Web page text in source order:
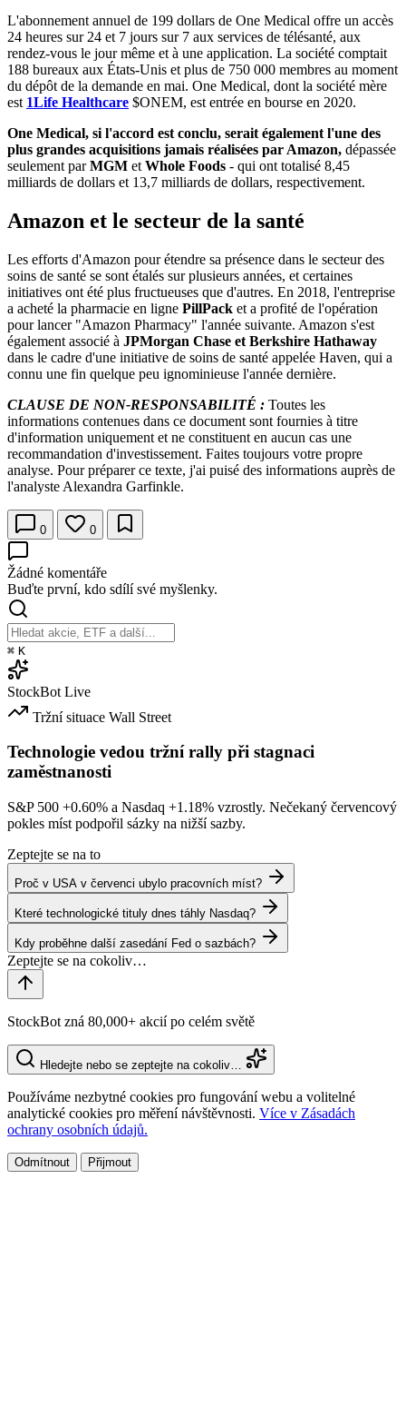
L'abonnement annuel de 199 dollars de One Medical offre un accès
24 heures sur 24 et 7 jours sur 7 aux services de télésanté, aux
rendez-vous le jour même et à une application. La société comptait
188 bureaux aux États-Unis et plus de 750 000 membres au moment
du dépôt de la demande en mai. One Medical, dont la société mère
est 1Life Healthcare $ONEM, est entrée en bourse en 2020.
One Medical, si l'accord est conclu, serait également l'une des
plus grandes acquisitions jamais réalisées par Amazon, dépassée
seulement parMGM et Whole Foods - qui ont totalisé 8,45
milliards de dollars et 13,7 milliards de dollars, respectivement.
Amazon et le secteur de la santé
Les efforts d'Amazon pour étendre sa présence dans le secteur des
soins de santé se sont étalés sur plusieurs années, et certaines
initiatives ont été plus fructueuses que d'autres. En 2018, l'entreprise
a acheté la pharmacie en ligne PillPack et a profité de l'opération
pour lancer "Amazon Pharmacy" l'année suivante. Amazon s'est
également associé à JPMorgan Chase et Berkshire Hathaway
dans le cadre d'une initiative de soins de santé appelée Haven, qui a
connu une fin quelque peu ignominieuse l'année dernière.
CLAUSE DE NON-RESPONSABILITÉ : Toutes les
informations contenues dans ce document sont fournies à titre
d'information uniquement et ne constituent en aucun cas une
recommandation d'investissement. Faites toujours votre propre
analyse. Pour préparer ce texte, j'ai puisé des informations auprès de
l'analyste Alexandra Garfinkle.
0 0
Žádné komentáře
Buďte první, kdo sdílí své myšlenky.
⌘ K
StockBot Live
Tržní situace Wall Street
Technologie vedou tržní rally při stagnaci
zaměstnanosti
S&P 500 +0.60% a Nasdaq +1.18% vzrostly. Nečekaný červencový
pokles míst podpořil sázky na nižší sazby.
Zeptejte se na to
Proč v USA v červenci ubylo pracovních míst?
Které technologické tituly dnes táhly Nasdaq?
Kdy proběhne další zasedání Fed o sazbách?
StockBot zná 80,000+ akcií po celém světě
Hledejte nebo se zeptejte na cokoliv…
Používáme nezbytné cookies pro fungování webu a volitelné
analytické cookies pro měření návštěvnosti. Více v Zásadách
ochrany osobních údajů.
Odmítnout Přijmout